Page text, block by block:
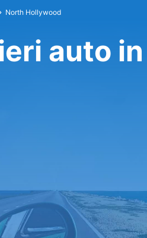
North Hollywood
auto